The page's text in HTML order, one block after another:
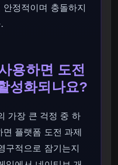
정적이며 충돌하지
용하면 도전
성화되나요?
가장 큰 걱정 중 하
플랫폼 도전 과제
구적으로 잠기는지